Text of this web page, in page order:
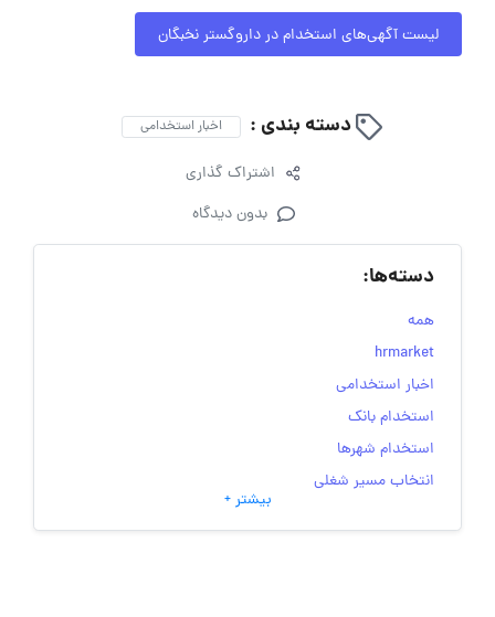
لیست آگهی‌های استخدام در داروگستر نخبگان
دسته بندی : اخبار استخدامی
اشتراک گذاری
بدون دیدگاه
دسته‌ها:
همه
hrmarket
اخبار استخدامی
استخدام بانک
استخدام شهرها
انتخاب مسیر شغلی
به‌روزرسانی‌های سایت (کارجویی)
بیشتر +